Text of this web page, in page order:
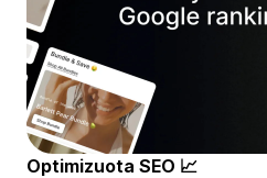
Optimizuota SEO 📈